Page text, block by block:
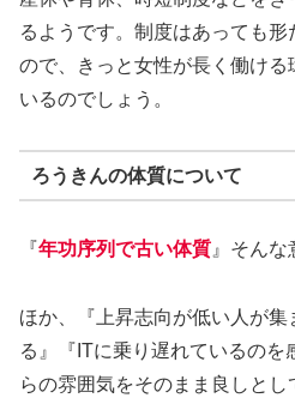
るようです。制度はあっても
ので、きっと女性が長く働け
いるのでしょう。
ろうきんの体質について
『年功序列で古い体質 』そんな
ほか、『上昇志向が低い人が
る』『ITに乗り遅れているの
らの雰囲気をそのまま良しと